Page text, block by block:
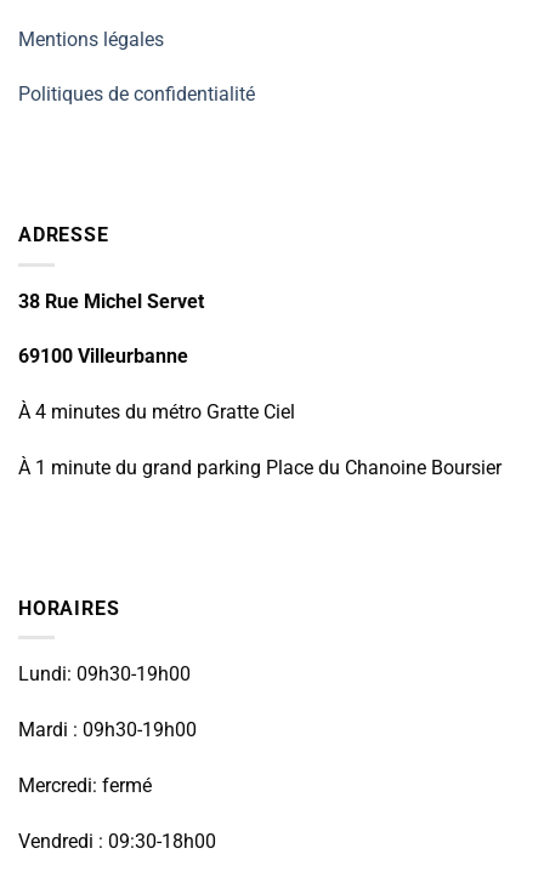
Mentions légales
Politiques de confidentialité
ADRESSE
38 Rue Michel Servet
69100 Villeurbanne
À 4 minutes du métro Gratte Ciel
À 1 minute du grand parking Place du Chanoine Boursier
HORAIRES
Lundi: 09h30-19h00
Mardi : 09h30-19h00
Mercredi: fermé
Vendredi : 09:30-18h00